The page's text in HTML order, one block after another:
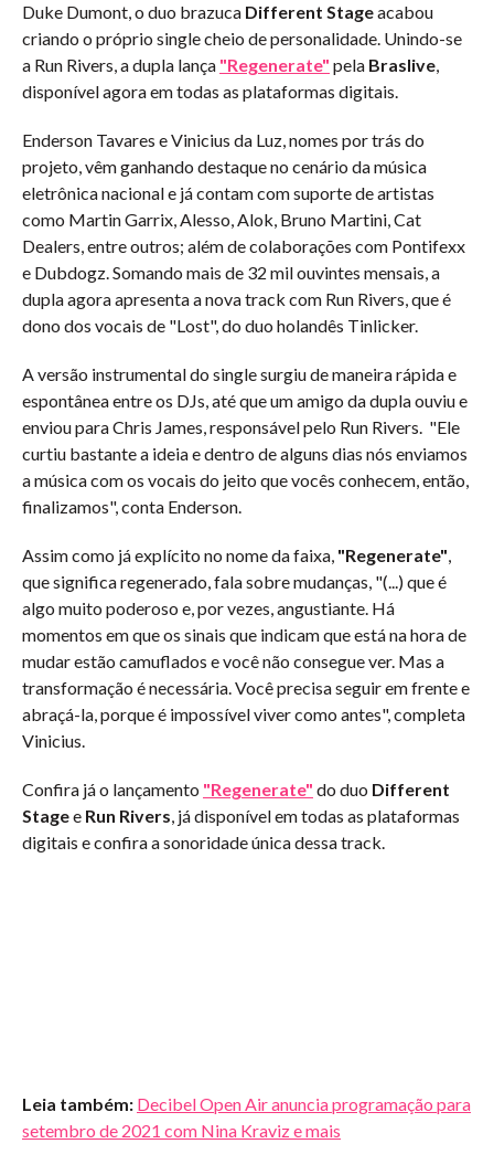
Duke Dumont, o duo brazuca Different Stageacabou
criando o próprio single cheio de personalidade. Unindo-se
a Run Rivers, a dupla lança "Regenerate" pela Braslive,
disponível agora em todas as plataformas digitais.
Enderson Tavares e Vinicius da Luz, nomes por trás do
projeto, vêm ganhando destaque no cenário da música
eletrônica nacional e já contam com suporte de artistas
como Martin Garrix, Alesso, Alok, Bruno Martini, Cat
Dealers, entre outros; além de colaborações com Pontifexx
e Dubdogz. Somando mais de 32 mil ouvintes mensais, a
dupla agora apresenta a nova track com Run Rivers, que é
dono dos vocais de "Lost", do duo holandês Tinlicker.
A versão instrumental do single surgiu de maneira rápida e
espontânea entre os DJs, até que um amigo da dupla ouviu e
enviou para Chris James, responsável pelo Run Rivers. "Ele
curtiu bastante a ideia e dentro de alguns dias nós enviamos
a música com os vocais do jeito que vocês conhecem, então,
finalizamos", conta Enderson.
Assim como já explícito no nome da faixa, "Regenerate",
que significa regenerado, fala sobre mudanças, "(...) que é
algo muito poderoso e, por vezes, angustiante. Há
momentos em que os sinais que indicam que está na hora de
mudar estão camuflados e você não consegue ver. Mas a
transformação é necessária. Você precisa seguir em frente e
abraçá-la, porque é impossível viver como antes", completa
Vinicius.
Confira já o lançamento "Regenerate" do duo Different
Stagee Run Rivers, já disponível em todas as plataformas
digitais e confira a sonoridade única dessa track.
Leia também: Decibel Open Air anuncia programação para
setembro de 2021 com Nina Kraviz e mais